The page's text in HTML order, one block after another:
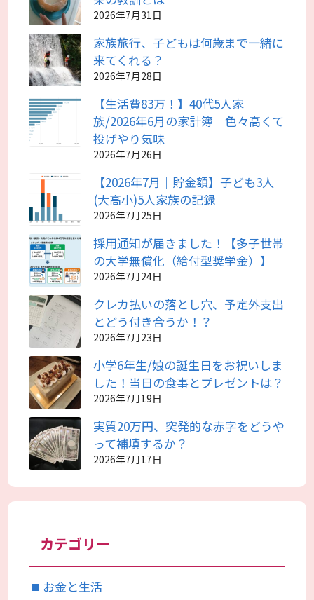
2026年7月31日
家族旅行、子どもは何歳まで一緒に
来てくれる？
2026年7月28日
【生活費83万！】40代5人家
族/2026年6月の家計簿｜色々高くて
投げやり気味
2026年7月26日
【2026年7月｜貯金額】子ども3人
(大高小)5人家族の記録
2026年7月25日
採用通知が届きました！【多子世帯
の大学無償化（給付型奨学金）】
2026年7月24日
クレカ払いの落とし穴、予定外支出
とどう付き合うか！？
2026年7月23日
小学6年生/娘の誕生日をお祝いしま
した！当日の食事とプレゼントは？
2026年7月19日
実質20万円、突発的な赤字をどうや
って補填するか？
2026年7月17日
カテゴリー
お金と生活